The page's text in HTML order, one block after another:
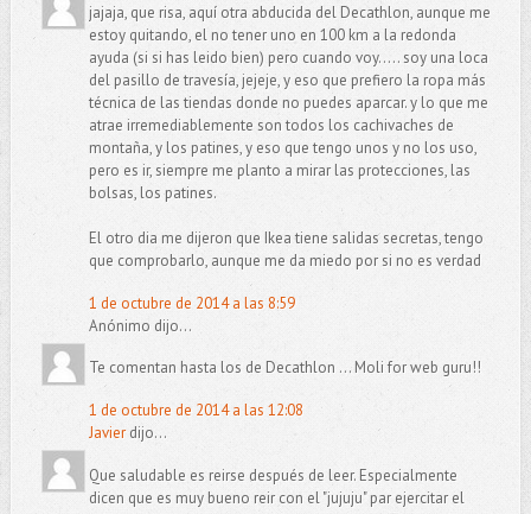
jajaja, que risa, aquí otra abducida del Decathlon, aunque me
estoy quitando, el no tener uno en 100 km a la redonda
ayuda (si si has leido bien) pero cuando voy..... soy una loca
del pasillo de travesía, jejeje, y eso que prefiero la ropa más
técnica de las tiendas donde no puedes aparcar. y lo que me
atrae irremediablemente son todos los cachivaches de
montaña, y los patines, y eso que tengo unos y no los uso,
pero es ir, siempre me planto a mirar las protecciones, las
bolsas, los patines.
El otro dia me dijeron que Ikea tiene salidas secretas, tengo
que comprobarlo, aunque me da miedo por si no es verdad
1 de octubre de 2014 a las 8:59
Anónimo dijo...
Te comentan hasta los de Decathlon ... Moli for web guru!!
1 de octubre de 2014 a las 12:08
Javierdijo...
Que saludable es reirse después de leer. Especialmente
dicen que es muy bueno reir con el "jujuju" par ejercitar el